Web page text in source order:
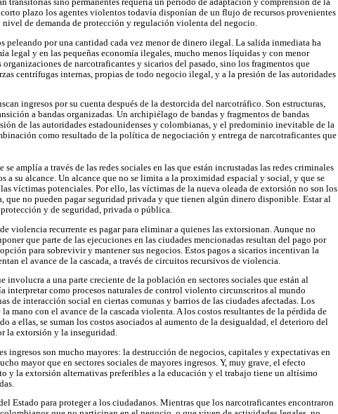
transitorias sino permanentes requería un periodo de adaptación y comprensión de la
plazo los agentes violentos todavía disponían de un flujo de recursos provenientes
nivel de demanda de protección y regulación violenta del negocio.
peleando por una cantidad cada vez menor de dinero ilegal. La salida inmediata ha
legal y en las pequeñas economía ilegales, mucho menos líquidas y con menor
de narcotraficantes y sicarios del pasado, sino los fragmentos que
centrífugas internas, propias de todo negocio ilegal, y a la presión de las autoridades
ingresos por su cuenta después de la destorcida del narcotráfico. Son estructuras,
a bandas organizadas. Un archipiélago de bandas y fragmentos de bandas
de las autoridades estadounidenses y colombianas, y el predominio inevitable de la
como resultado de la política de negociación y entrega de narcotraficantes que
amplía a través de las redes sociales en las que están incrustadas las redes criminales
a su alcance. Un alcance que no se limita a la proximidad espacial y social, y que se
víctimas potenciales. Por ello, las víctimas de la nueva oleada de extorsión no son los
que no pueden pagar seguridad privada y que tienen algún dinero disponible. Estar al
protección y de seguridad, privada o pública.
violencia recurrente es pagar para eliminar a quienes las extorsionan. Aunque no
que parte de las ejecuciones en las ciudades mencionadas resultan del pago por
para sobrevivir y mantener sus negocios. Estos pagos a sicarios incentivan la
el avance de la cascada, a través de circuitos recursivos de violencia.
involucra a una parte creciente de la población en sectores sociales que están al
interpretar como procesos naturales de control violento circunscritos al mundo
de interacción social en ciertas comunas y barrios de las ciudades afectadas. Los
mano con el avance de la cascada violenta. A los costos resultantes de la pérdida de
a ellas, se suman los costos asociados al aumento de la desigualdad, el deterioro del
la extorsión y la inseguridad.
ingresos son mucho mayores: la destrucción de negocios, capitales y expectativas en
mayor que en sectores sociales de mayores ingresos. Y, muy grave, el efecto
y la extorsión alternativas preferibles a la educación y el trabajo tiene un altísimo
Estado para proteger a los ciudadanos. Mientras que los narcotraficantes encontraron